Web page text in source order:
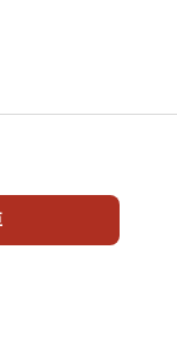
高智能方程式》